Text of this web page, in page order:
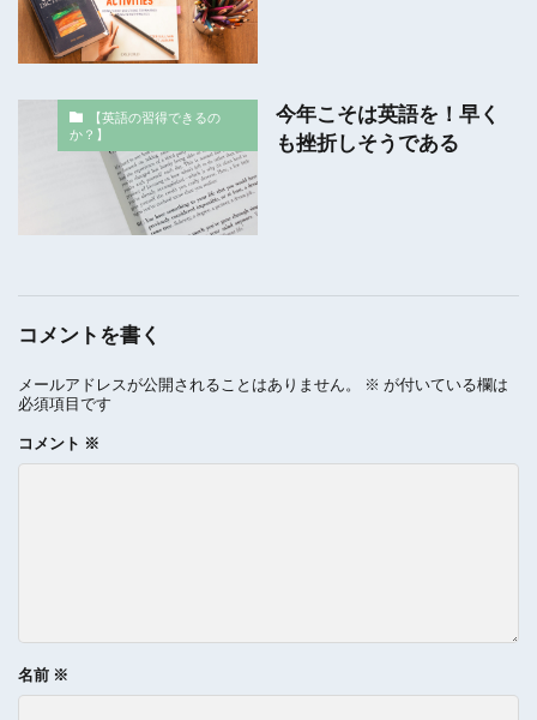
【英語の習得できるの
か？】
今年こそは英語を！早く
も挫折しそうである
コメントを書く
メールアドレスが公開されることはありません。 ※ が付いている欄は
必須項目です
コメント ※
名前 ※